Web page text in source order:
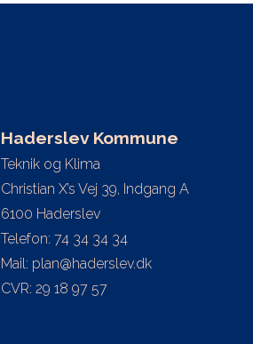
Haderslev Kommune
Teknik og Klima
Christian X’s Vej 39, Indgang A
6100 Haderslev
Telefon: 74 34 34 34
Mail: plan@haderslev.dk
CVR: 29 18 97 57